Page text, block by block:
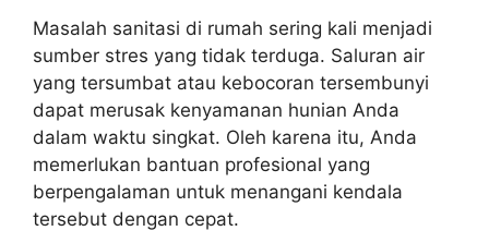
Masalah sanitasi di rumah sering kali menjadi
sumber stres yang tidak terduga. Saluran air
yang tersumbat atau kebocoran tersembunyi
dapat merusak kenyamanan hunian Anda
dalam waktu singkat. Oleh karena itu, Anda
memerlukan bantuan profesional yang
berpengalaman untuk menangani kendala
tersebut dengan cepat.